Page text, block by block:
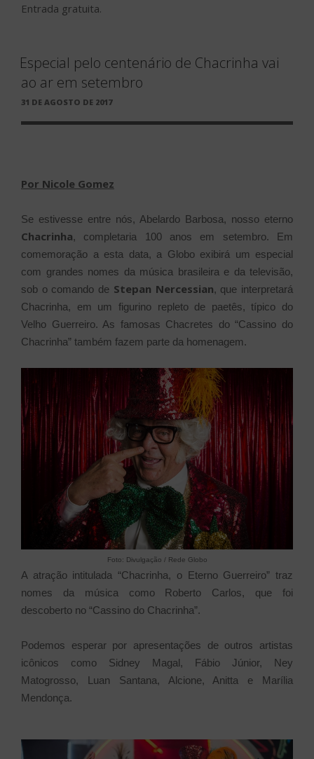
Entrada gratuita.
Especial pelo centenário de Chacrinha vai
ao ar em setembro
PUBLICADO
31 DE AGOSTO DE 2017
Por Nicole Gomez
Se estivesse entre nós, Abelardo Barbosa, nosso eterno
Chacrinha, completaria 100 anos em setembro. Em
comemoração a esta data, a Globo exibirá um especial
com grandes nomes da música brasileira e da televisão,
sob o comando de Stepan Nercessian, que interpretará
Chacrinha, em um figurino repleto de paetês, típico do
Velho Guerreiro. As famosas Chacretes do “Cassino do
Chacrinha” também fazem parte da homenagem.
Foto: Divulgação / Rede Globo
A atração intitulada “Chacrinha, o Eterno Guerreiro” traz
nomes da música como Roberto Carlos, que foi
descoberto no “Cassino do Chacrinha”.
Podemos esperar por apresentações de outros artistas
icônicos como Sidney Magal, Fábio Júnior, Ney
Matogrosso, Luan Santana, Alcione, Anitta e Marília
Mendonça.